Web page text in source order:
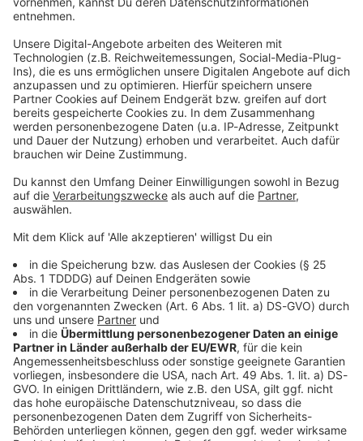
Kontaktformular
Sprachnachricht
© dpa-infocom, dpa:260108-930-513712/1
DAS KÖNNTE DICH AUCH INTERESSIEREN
Bayern